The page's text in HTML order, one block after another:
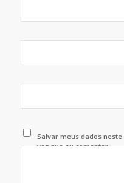
Salvar meus dados
vez que eu comentar.